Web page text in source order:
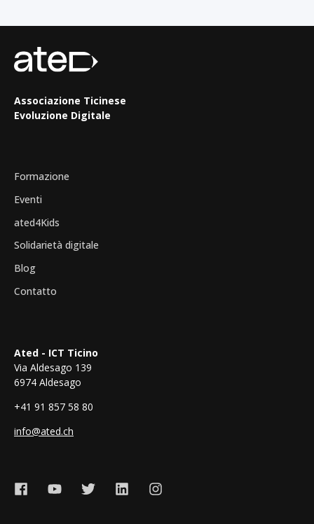
Associazione Ticinese
Evoluzione Digitale
Formazione
Eventi
ated4Kids
Solidarietà digitale
Blog
Contatto
Ated - ICT Ticino
Via Aldesago 139
6974 Aldesago
+41 91 857 58 80
info@ated.ch